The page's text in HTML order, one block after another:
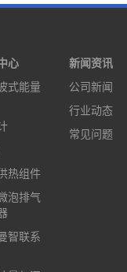
心
式能量
热组件
泡排气
智联系
新闻资讯
公司新闻
行业动态
常见问题